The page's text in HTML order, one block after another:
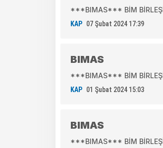
***BIMAS*** BİM
KAP 07 Şubat 2024 17:39
BIMAS
***BIMAS*** BİM
KAP 01 Şubat 2024 15:03
BIMAS
***BIMAS*** BİM